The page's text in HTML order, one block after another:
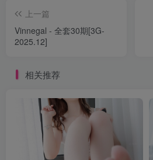
上一篇
Vinnegal - 全套30期[3G-
2025.12]
相关推荐